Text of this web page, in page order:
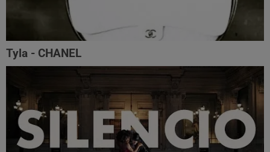
Tyla - CHANEL